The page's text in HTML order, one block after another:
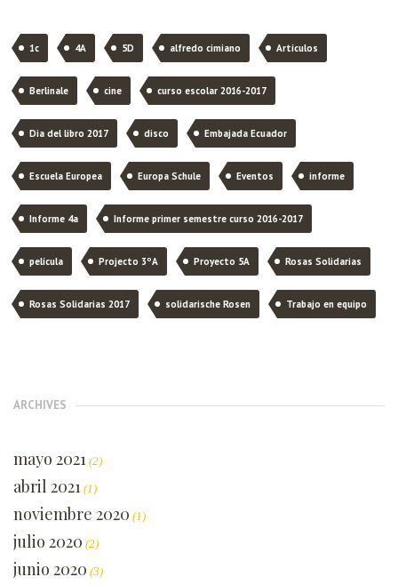
1c 4A 5D alfredo cimiano Artículos
Berlinale cine curso escolar 2016-2017
Dia del libro 2017 disco Embajada Ecuador
Escuela Europea Europa Schule Eventos informe
Informe 4a Informe primer semestre curso 2016-2017
película Projecto 3ºA Proyecto 5A Rosas Solidarias
Rosas Solidarias 2017 solidarische Rosen Trabajo en equipo
ARCHIVES
mayo 2021 (2)
abril 2021 (1)
noviembre 2020 (1)
julio 2020 (2)
junio 2020 (3)